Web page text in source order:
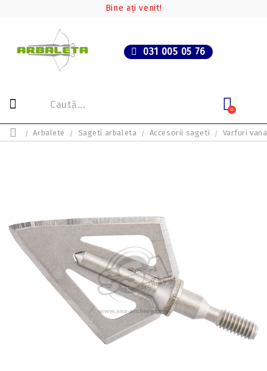
Bine ați venit!
031 005 05 76
0
Arbalete Sageti arbaleta Accesorii sageti Varfuri